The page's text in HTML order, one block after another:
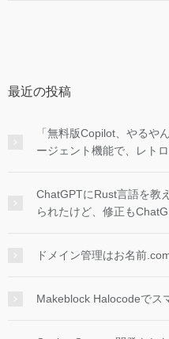
最近の投稿
「無料版Copilot、やるや
ージェント機能で、レト
ChatGPTにRust言語を教
られたけど、修正も
ドメイン管理はお名前
Makeblock Halocodeでス